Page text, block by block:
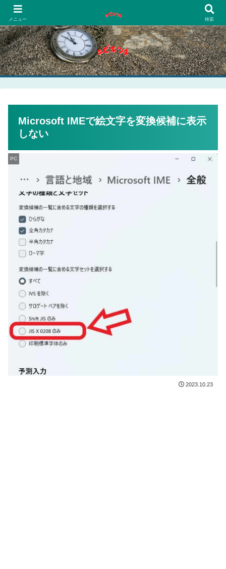
Microsoft IMEで絵文字を変換候補に表示
しない
PC
2023.10.23
メニュー 検索